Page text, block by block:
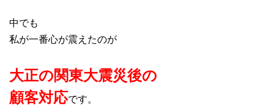
中でも
私が一番心が震えたのが
大正の関東大震災後の
顧客対応です。